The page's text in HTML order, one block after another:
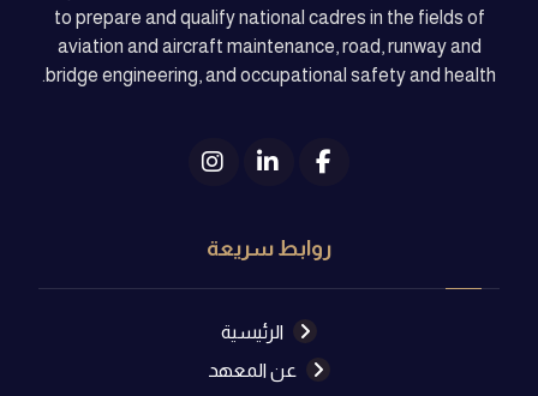
to prepare and qualify national cadres in the fields of
aviation and aircraft maintenance, road, runway and
bridge engineering, and occupational safety and health.
روابط سريعة
الرئيسية
عن المعهد